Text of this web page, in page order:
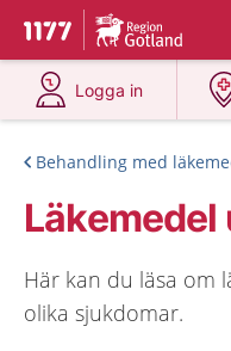
Till startsidan för 1177
Du har valt
Logga in
på 1177.se
Behandling med
Här kan du läsa om
olika sjukdomar.